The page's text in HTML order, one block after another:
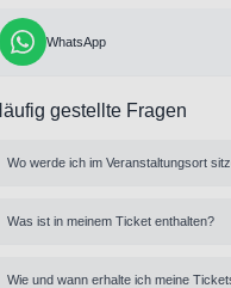
WhatsApp
gestellte Fragen
Wo werde ich im Veranstaltungsort
Was ist in meinem Ticket enthalten?
Wie und wann erhalte ich meine